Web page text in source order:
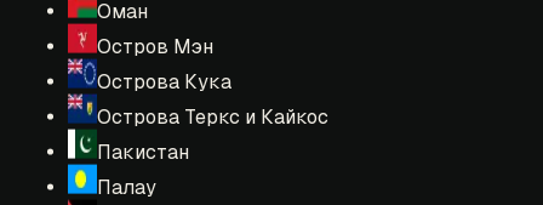
Оман
Остров Мэн
Острова Кука
Острова Теркс и Кайкос
Пакистан
Палау